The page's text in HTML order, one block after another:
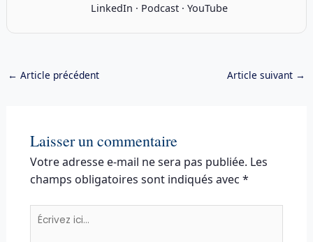
LinkedIn · Podcast· YouTube
← Article précédent Article suivant →
Laisser un commentaire
Votre adresse e-mail ne sera pas publiée. Les
champs obligatoires sont indiqués avec *
Écrivez